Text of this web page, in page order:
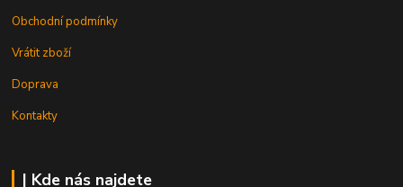
Obchodní podmínky
Vrátit zboží
Doprava
Kontakty
| Kde nás najdete